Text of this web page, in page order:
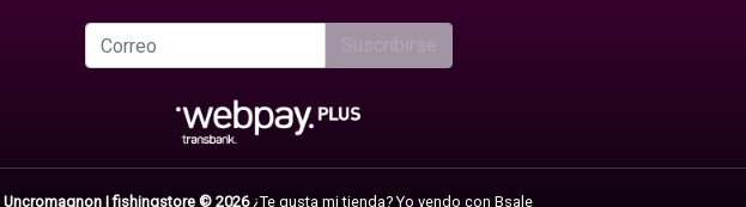
Uncromagnon | fishingstore © 2026¿Te gusta mi tienda? Yo vendo con Bsale